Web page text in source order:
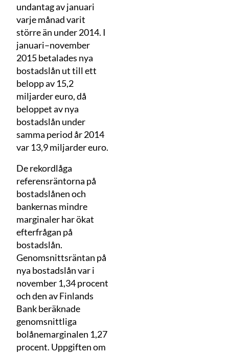
undantag av januari
varje månad varit
större än under 2014. I
januari–november
2015 betalades nya
bostadslån ut till ett
belopp av 15,2
miljarder euro, då
beloppet av nya
bostadslån under
samma period år 2014
var 13,9 miljarder euro.
De rekordlåga
referensräntorna på
bostadslånen och
bankernas mindre
marginaler har ökat
efterfrågan på
bostadslån.
Genomsnittsräntan på
nya bostadslån var i
november 1,34 procent
och den av Finlands
Bank beräknade
genomsnittliga
bolånemarginalen 1,27
procent. Uppgiften om